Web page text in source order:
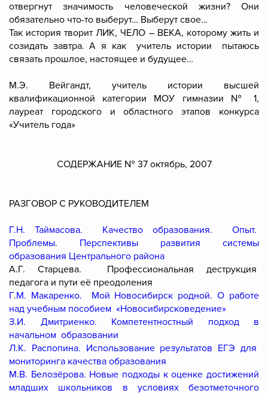
отвергнут значимость человеческой жизни? Они
обязательно что-то выберут… Выберут свое…
Так история творит ЛИК, ЧЕЛО – ВЕКА, которому жить и
созидать завтра. А я как учитель истории пытаюсь
связать прошлое, настоящее и будущее…
М.Э. Вейгандт, учитель истории высшей
квалификационной категории МОУ гимназии № 1,
лауреат городского и областного этапов конкурса
«Учитель года»
СОДЕРЖАНИЕ № 37 октябрь, 2007
РАЗГОВОР С РУКОВОДИТЕЛЕМ
Г.Н. Таймасова. Качество образования. Опыт.
Проблемы. Перспективы развития системы
образования Центрального района
А.Г. Старцева. Профессиональная деструкция
педагога и пути её преодоления
Г.М. Макаренко. Мой Новосибирск родной. О работе
над учебным пособием «Новосибирсковедение»
З.И. Дмитриенко. Компетентностный подход в
начальном образовании
Л.К. Распопина. Использование результатов ЕГЭ для
мониторинга качества образования
М.В. Белозёрова. Новые подходы к оценке достижений
младших школьников в условиях безотметочного